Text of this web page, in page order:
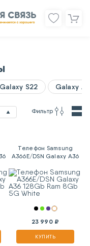
Galaxy S22 Galaxy
Фильтр
Телефон Samsung
A366E/DSN Galaxy A36
White
23 990 ₽
КУПИТЬ